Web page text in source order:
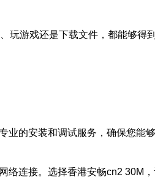
游戏还是下载文件，都能够得到
的安装和调试服务，确保您能
连接。选择香港安畅cn2 30M，